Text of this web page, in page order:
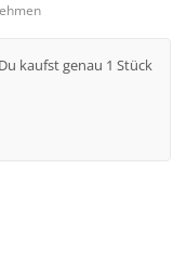
Du kaufst genau 1 Stück